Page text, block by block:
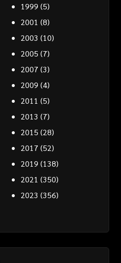
1999 (5)
2001 (8)
2003 (10)
2005 (7)
2007 (3)
2009 (4)
2011 (5)
2013 (7)
2015 (28)
2017 (52)
2019 (138)
2021 (350)
2023 (356)